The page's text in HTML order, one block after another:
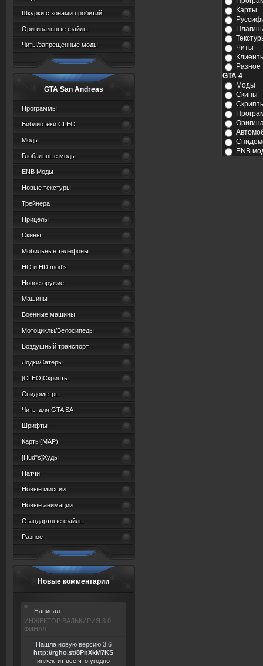
Шкурки с зонами пробитий
Оригинальные файлы
Читы/запрещенные моды
GTA San Andreas
Программы
Библиотеки CLEO
Моды
Глобальные моды
ENB Моды
Новые текстуры
Трейнера
Прицелы
Скины
Мобильные телефоны
HQ и HD mod's
Новое оружие
Машины
Военные машины
Мотоциклы/Велосипеды
Воздушный транспорт
Лодки/Катеры
[CLEO]Скрипты
Спидометры
Читы для GTA SA
Шрифты
Карты(MAP)
[Hud"s]Худы
Патчи
Новые миссии
Новые анимации
Стандартные файлы
Разное
Новые комментарии
Написал:
ИНЖЕКТОР ВАЛЬКИРИЯ 3.0
ФИНАЛ
Нашла новую версию 3.6
http://rgho.st/8PnXkM7KS
инжектит все что угодно
Карты
Читы
Разное
GTA 4
Моды
Скины
ENB